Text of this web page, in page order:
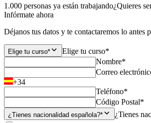
1.000 personas ya están trabajando¿Quieres
Infórmate ahora
Déjanos tus datos y te contactaremos lo antes
Elige tu curso*
Elige tu curso*
Nombre*
Correo
+34
Teléfono*
Código Postal*
¿Tienes nacionalidad española?* ¿Tienes